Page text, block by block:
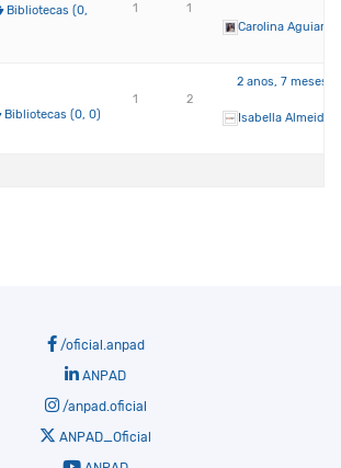
Bibliotecas (0,
1 1
Carolina Aguiar
Bibliotecas (0, 0)
1 2
2 anos, 7 meses
Isabella Almeida
/oficial.anpad
ANPAD
/anpad.oficial
ANPAD_Oficial